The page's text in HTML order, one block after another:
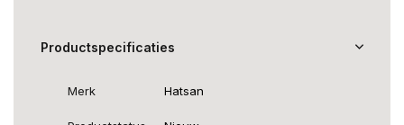
Productspecificaties
Merk Hatsan